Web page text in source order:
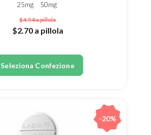
25mg
50mg
$4.54a pillola
$2.70 a pillola
Seleziona Confezione
-20%